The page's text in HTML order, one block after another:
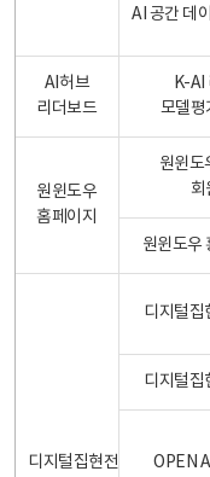
AI 공간 데
AI허브
리더보드
K-AI
모델평
원윈도우
홈페이지
원윈도
회
원윈도우
디지털집현전
디지털집
디지털집
OPEN